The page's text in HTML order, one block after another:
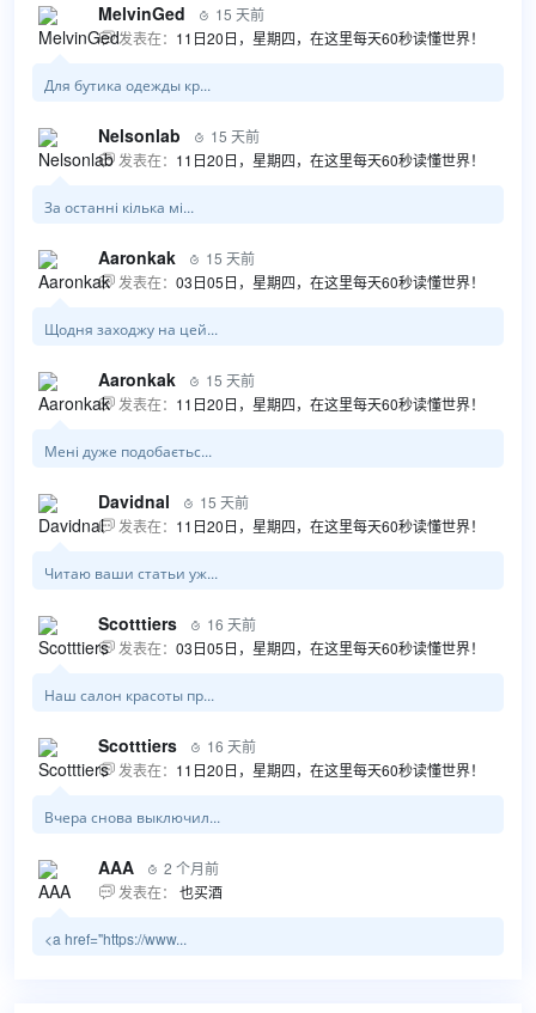
MelvinGed  15 天前
 发表在： 11日20日，星期四，在这里每天60秒读懂世界！
Для бутика одежды кр...
Nelsonlab  15 天前
 发表在： 11日20日，星期四，在这里每天60秒读懂世界！
За останні кілька мі...
Aaronkak  15 天前
 发表在： 03日05日，星期四，在这里每天60秒读懂世界！
Щодня заходжу на цей...
Aaronkak  15 天前
 发表在： 11日20日，星期四，在这里每天60秒读懂世界！
Мені дуже подобаєтьс...
Davidnal  15 天前
 发表在： 11日20日，星期四，在这里每天60秒读懂世界！
Читаю ваши статьи уж...
Scotttiers  16 天前
 发表在： 03日05日，星期四，在这里每天60秒读懂世界！
Наш салон красоты пр...
Scotttiers  16 天前
 发表在： 11日20日，星期四，在这里每天60秒读懂世界！
Вчера снова выключил...
AAA  2 个月前
 发表在： 也买酒
<a href="https://www...